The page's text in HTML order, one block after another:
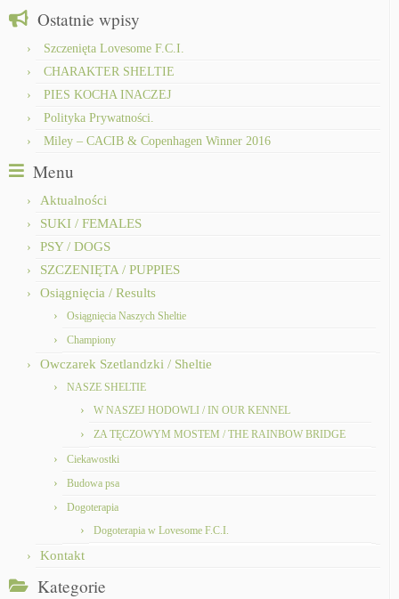
Ostatnie wpisy
Szczenięta Lovesome F.C.I.
CHARAKTER SHELTIE
PIES KOCHA INACZEJ
Polityka Prywatności.
Miley – CACIB & Copenhagen Winner 2016
Menu
Aktualności
SUKI / FEMALES
PSY / DOGS
SZCZENIĘTA / PUPPIES
Osiągnięcia / Results
Osiągnięcia Naszych Sheltie
Championy
Owczarek Szetlandzki / Sheltie
NASZE SHELTIE
W NASZEJ HODOWLI / IN OUR KENNEL
ZA TĘCZOWYM MOSTEM / THE RAINBOW BRIDGE
Ciekawostki
Budowa psa
Dogoterapia
Dogoterapia w Lovesome F.C.I.
Kontakt
Kategorie